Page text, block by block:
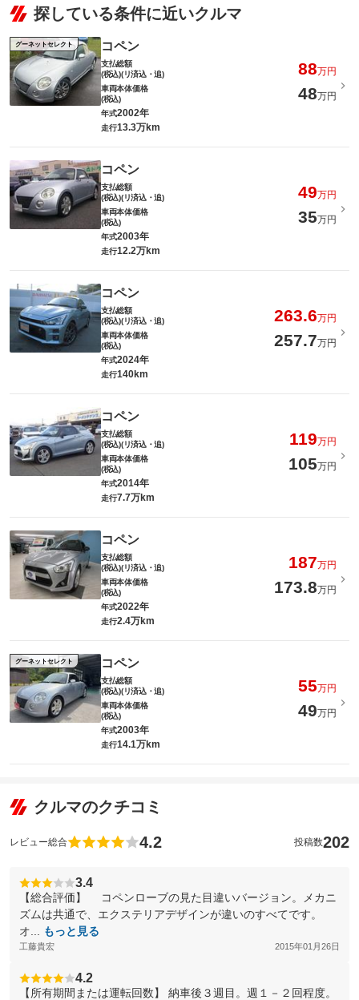
探している条件に近いクルマ
グーネットセレクト コペン
支払総額
(税込)(リ済込・追)
88万円
車両本体価格
(税込)
48万円
年式2002年
走行13.3万km
コペン
支払総額
(税込)(リ済込・追)
49万円
車両本体価格
(税込)
35万円
年式2003年
走行12.2万km
コペン
支払総額
(税込)(リ済込・追)
263.6万円
車両本体価格
(税込)
257.7万円
年式2024年
走行140km
コペン
支払総額
(税込)(リ済込・追)
119万円
車両本体価格
(税込)
105万円
年式2014年
走行7.7万km
コペン
支払総額
(税込)(リ済込・追)
187万円
車両本体価格
(税込)
173.8万円
年式2022年
走行2.4万km
グーネットセレクト コペン
支払総額
(税込)(リ済込・追)
55万円
車両本体価格
(税込)
49万円
年式2003年
走行14.1万km
クルマのクチコミ
レビュー総合 4.2 投稿数202
3.4
【総合評価】 コペンローブの見た目違いバージョン。メカニ
ズムは共通で、エクステリアデザインが違いのすべてです。
オ...
もっと見る
工藤貴宏 2015年01月26日
4.2
【所有期間または運転回数】 納車後３週目。週１－２回程度。